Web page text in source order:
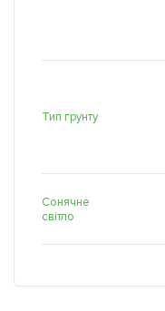
Тип грунту
Сонячне
світло